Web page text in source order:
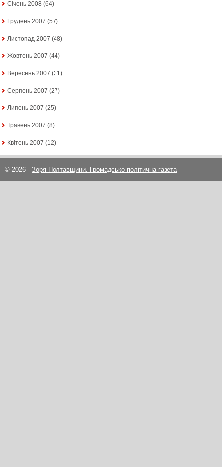
Січень 2008 (64)
Грудень 2007 (57)
Листопад 2007 (48)
Жовтень 2007 (44)
Вересень 2007 (31)
Серпень 2007 (27)
Липень 2007 (25)
Травень 2007 (8)
Квітень 2007 (12)
© 2026 - Зоря Полтавщини. Громадсько-політична газета